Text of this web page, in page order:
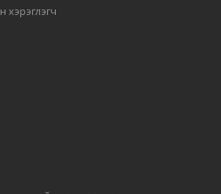
хэрэглэгч